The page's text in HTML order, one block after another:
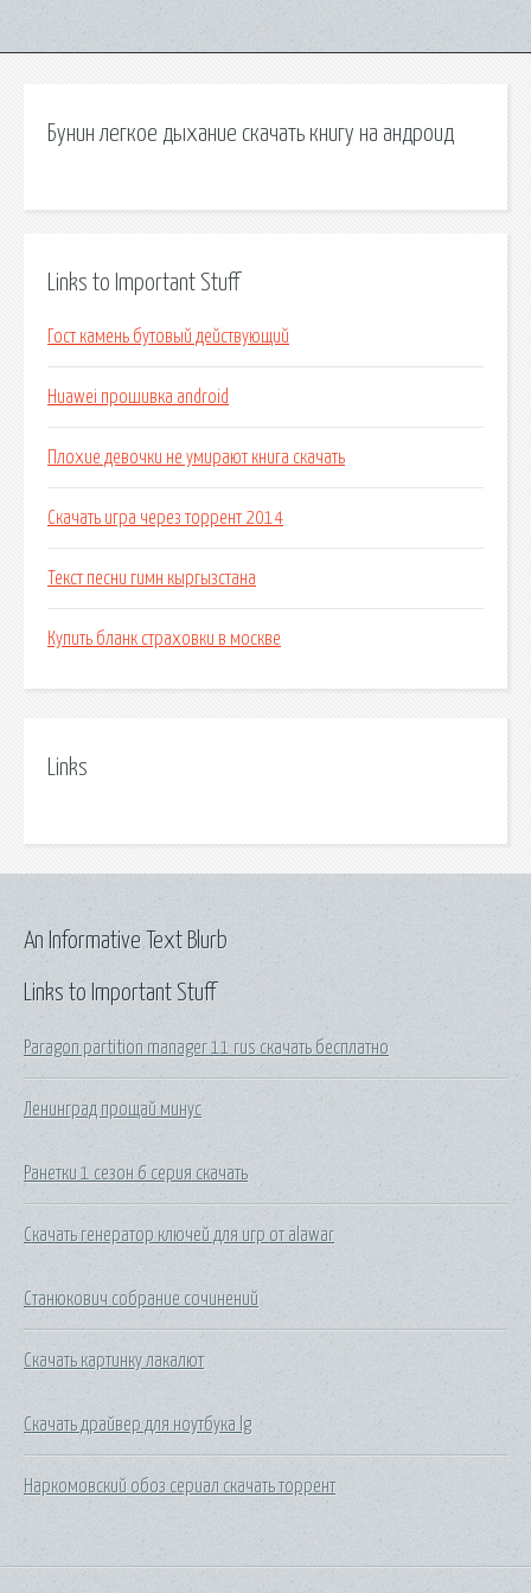
Бунин легкое дыхание скачать книгу на андроид
Links to Important Stuff
Гост камень бутовый действующий
Huawei прошивка android
Плохие девочки не умирают книга скачать
Скачать игра через торрент 2014
Текст песни гимн кыргызстана
Купить бланк страховки в москве
Links
Links to Important Stuff
Paragon partition manager 11 rus скачать бесплатно
Ленинград прощай минус
Ранетки 1 сезон 6 серия скачать
Скачать генератор ключей для игр от alawar
Станюкович собрание сочинений
Скачать картинку лакалют
Скачать драйвер для ноутбука lg
Наркомовский обоз сериал скачать торрент
An Informative Text Blurb